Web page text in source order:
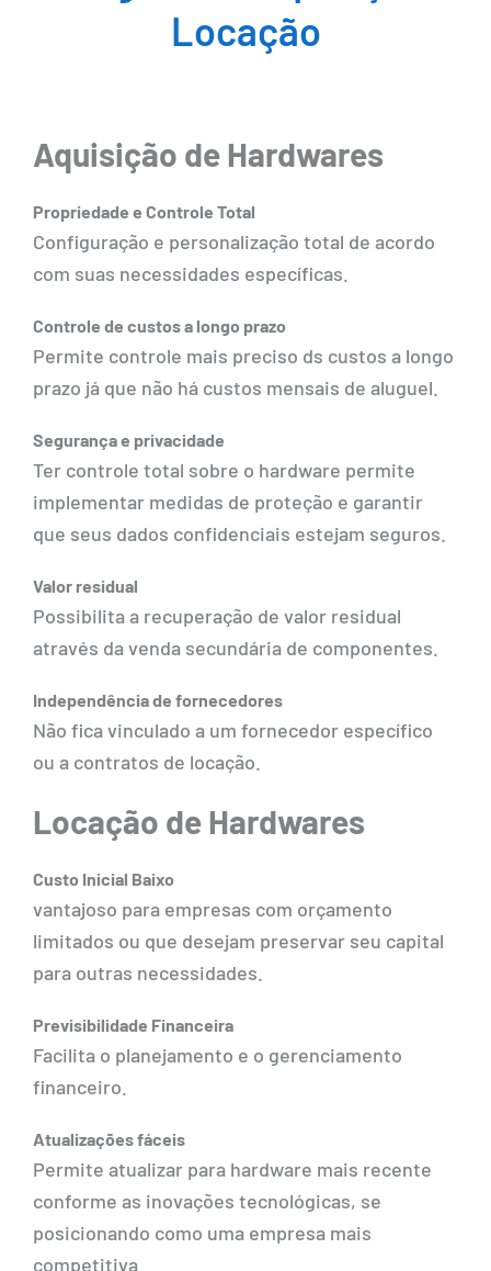
Locação
Aquisição de Hardwares
Propriedade e Controle Total
Configuração e personalização total de acordo
com suas necessidades específicas.
Controle de custos a longo prazo
Permite controle mais preciso ds custos a longo
prazo já que não há custos mensais de aluguel.
Segurança e privacidade
Ter controle total sobre o hardware permite
implementar medidas de proteção e garantir
que seus dados confidenciais estejam seguros.
Valor residual
Possibilita a recuperação de valor residual
através da venda secundária de componentes.
Independência de fornecedores
Não fica vinculado a um fornecedor específico
ou a contratos de locação.
Locação de Hardwares
Custo Inicial Baixo
vantajoso para empresas com orçamento
limitados ou que desejam preservar seu capital
para outras necessidades.
Previsibilidade Financeira
Facilita o planejamento e o gerenciamento
financeiro.
Atualizações fáceis
Permite atualizar para hardware mais recente
conforme as inovações tecnológicas, se
posicionando como uma empresa mais
competitiva.